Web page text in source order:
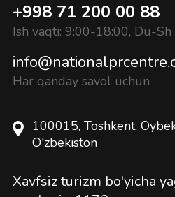
+998 71 200 00 88
Ish vaqti: 9:00-18:00, Du-Sh
Har qanday savol uchun
100015, Toshkent,
O'zbekiston
Xavfsiz turizm bo'yicha